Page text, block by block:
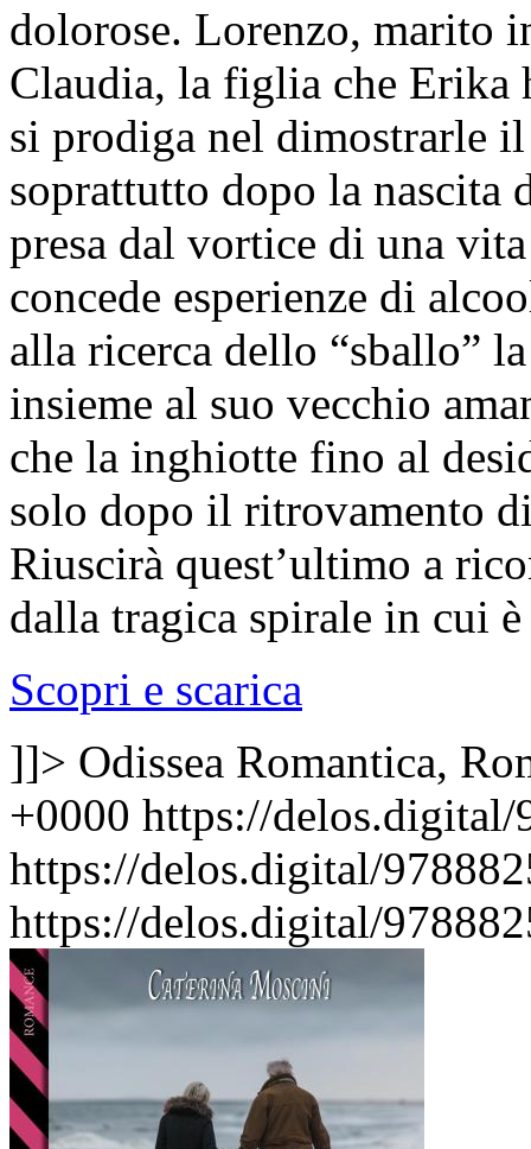
dolorose. Lorenzo, marito
Claudia, la figlia che Erika
si prodiga nel dimostrarle
soprattutto dopo la
presa dal vortice di una
concede esperienze di
alla ricerca dello “sballo”
insieme al suo vecchio
che la inghiotte fino al
solo dopo il ritrovamento
Riuscirà quest’ultimo a
dalla tragica spirale in cui è
Scopri e scarica
]]> Odissea Romantica,
+0000 https://delos.digital/
https://delos.digital/
https://delos.digital/